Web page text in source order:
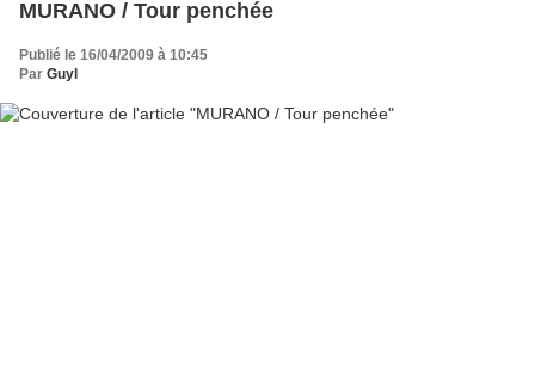
MURANO / Tour penchée
Publié le 16/04/2009 à 10:45
Par Guyl